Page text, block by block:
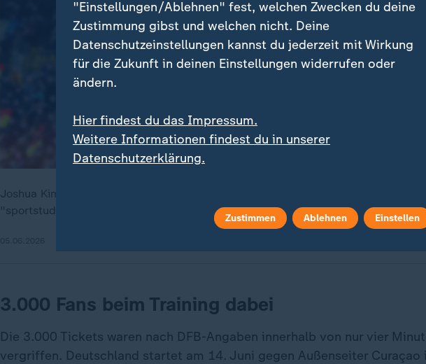
Dieses Video existiert nicht (mehr).
Joshua Kimmich steht wie kaum ein anderer deutscher Fußballer für das DFB-
"sportstudio"-Produktion "Kapitän Kimmich" begleitet ihn von der EM 2024 bis
3.000 Fans beim Training dabei
Die 3.000 Tickets waren nach DFB-Angaben innerhalb von nur vier
vergriffen. Deutschland startet am 14. Juni gegen Außenseiter Curaçao
"Einstellungen/Ablehnen" fest, welchen Zwecken du deine
Zustimmung gibst und welchen nicht. Deine
Datenschutzeinstellungen kannst du jederzeit mit Wirkung
für die Zukunft in deinen Einstellungen widerrufen oder
ändern.
Hier findest du das Impressum.
Weitere Informationen findest du in unserer
Datenschutzerklärung.
Zustimmen Ablehnen Einstellen